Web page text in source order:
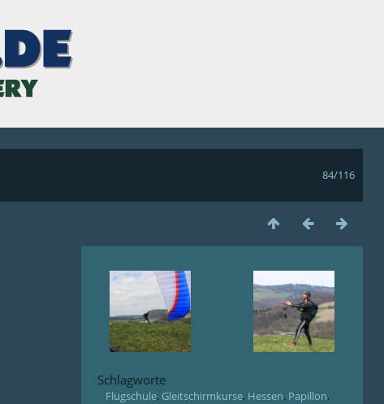
84/116
Schlagworte
Flugschule, Gleitschirmkurse, Hessen, Papillon,